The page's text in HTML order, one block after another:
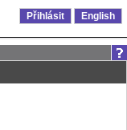
Přihlásit English